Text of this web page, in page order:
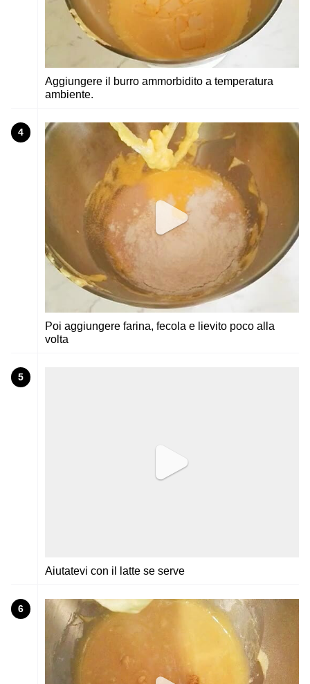
Aggiungere il burro ammorbidito a temperatura
ambiente.
4
Poi aggiungere farina, fecola e lievito poco alla
volta
5
Aiutatevi con il latte se serve
6